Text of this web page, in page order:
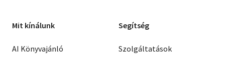
Mit kínálunk
AI Könyvajánló
Segítség
Szolgáltatások